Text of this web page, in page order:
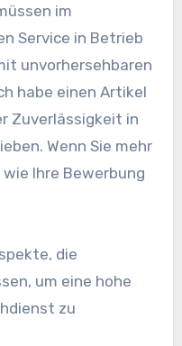
im
Service in Betrieb
unvorhersehbaren
habe einen Artikel
Zuverlässigkeit in
Wenn Sie mehr
Ihre Bewerbung
um eine hohe
zu